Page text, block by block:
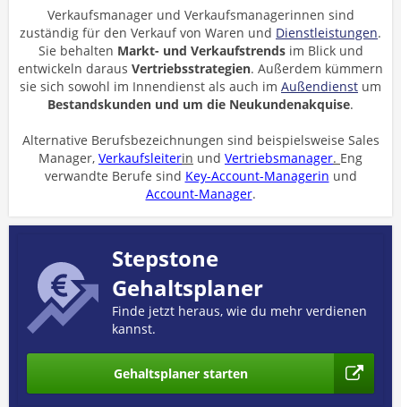
Verkaufsmanager und Verkaufsmanagerinnen sind
zuständig für den Verkauf von Waren und Dienstleistungen.
Sie behalten Markt- und Verkaufstrendsim Blick und
entwickeln daraus Vertriebsstrategien. Außerdem kümmern
sie sich sowohl im Innendienst als auch im Außendienst um
Bestandskunden und um die Neukundenakquise.
Alternative Berufsbezeichnungen sind beispielsweise Sales
Manager, Verkaufsleiterin und Vertriebsmanager. Eng
verwandte Berufe sind Key-Account-Managerin und
Account-Manager.
Stepstone
Gehaltsplaner
Finde jetzt heraus, wie du mehr verdienen
kannst.
Gehaltsplaner starten